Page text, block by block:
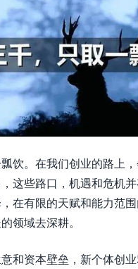
饮。在我们创业的路上
这些路口，机遇和危机并
在有限的天赋和能力范
领域去深耕。
和资本壁垒，新个体创